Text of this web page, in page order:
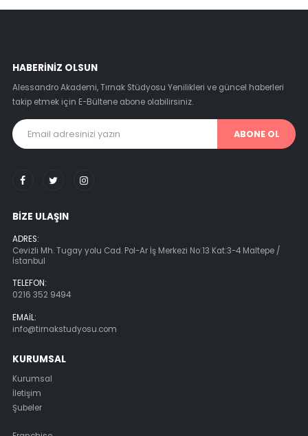
HABERINIZ OLSUN
Alessandro Akademi, Tırnak Stüdyosu Yenilikleri ve güncel haberleri
takip etmek için E-Bültene abone olabilirsiniz.
ABONE OL
BIZE ULAŞIN
ADRES:
Cevizli Mh. Tugay yolu Cad. Pol-Ar İş Merkezi No:13 Kat:3-4 Maltepe /
İstanbul
TELEFON:
0216 352 9494
EMAIL:
info@tirnakstudyosu.com
KURUMSAL
Kurumsal
İletişim
Şubeler